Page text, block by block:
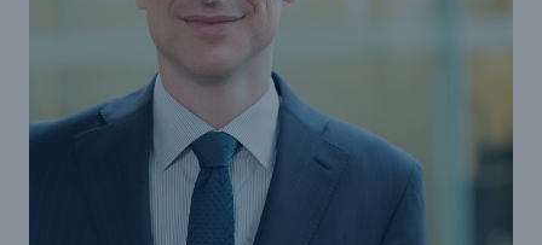
Naturkatastrophen
Versicherungslücke: der Anteil der nicht
versicherten Schäden aus Naturkatastrophen
seit 1980 beträgt